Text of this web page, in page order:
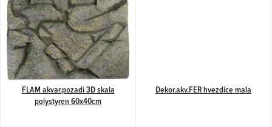
FLAM akvar.pozadi 3D skala
polystyren 60x40cm
Dekor.akv.FER hvezdice mala